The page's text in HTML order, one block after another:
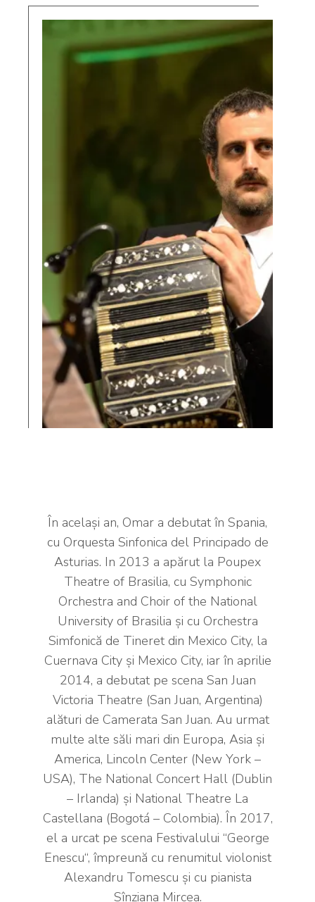
În acelaşi an, Omar a debutat în Spania,
cu Orquesta Sinfonica del Principado de
Asturias. In 2013 a apărut la Poupex
Theatre of Brasilia, cu Symphonic
Orchestra and Choir of the National
University of Brasilia şi cu Orchestra
Simfonică de Tineret din Mexico City, la
Cuernava City şi Mexico City, iar în aprilie
2014, a debutat pe scena San Juan
Victoria Theatre (San Juan, Argentina)
alături de Camerata San Juan. Au urmat
multe alte săli mari din Europa, Asia şi
America, Lincoln Center (New York –
USA), The National Concert Hall (Dublin
– Irlanda) şi National Theatre La
Castellana (Bogotá – Colombia). În 2017,
el a urcat pe scena Festivalului “George
Enescu“, împreună cu renumitul violonist
Alexandru Tomescu și cu pianista
Sînziana Mircea.